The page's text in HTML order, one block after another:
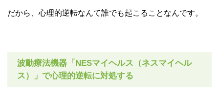
だから、心理的逆転なんて誰でも起こることなんです。
波動療法機器「NESマイヘルス（ネスマイヘル
ス）」で心理的逆転に対処する